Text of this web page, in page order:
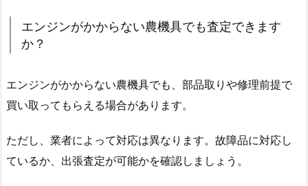
エンジンがかからない農機具でも査定できます
か？
エンジンがかからない農機具でも、部品取りや修理前提で
買い取ってもらえる場合があります。
ただし、業者によって対応は異なります。故障品に対応し
ているか、出張査定が可能かを確認しましょう。